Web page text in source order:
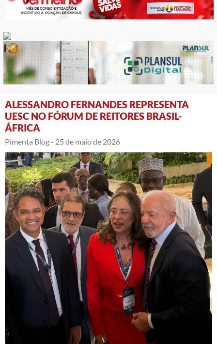
ALESSANDRO FERNANDES REPRESENTA
UESC NO FÓRUM DE REITORES BRASIL-
ÁFRICA
Pimenta Blog - 25 de maio de 2026